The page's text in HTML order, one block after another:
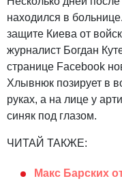
находился в
защите Киева от
журналист Богдан
странице Facebook
Хлывнюк позирует в
руках, а на лице у
синяк под глазом.
ЧИТАЙ ТАКЖЕ:
Макс Барских